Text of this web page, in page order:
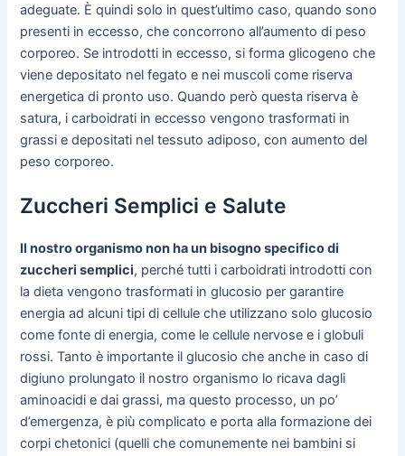
adeguate. È quindi solo in quest’ultimo caso, quando sono
presenti in eccesso, che concorrono all’aumento di peso
corporeo. Se introdotti in eccesso, si forma glicogeno che
viene depositato nel fegato e nei muscoli come riserva
energetica di pronto uso. Quando però questa riserva è
satura, i carboidrati in eccesso vengono trasformati in
grassi e depositati nel tessuto adiposo, con aumento del
peso corporeo.
Zuccheri Semplici e Salute
Il nostro organismo non ha un bisogno specifico di
zuccheri semplici, perché tutti i carboidrati introdotti con
la dieta vengono trasformati in glucosio per garantire
energia ad alcuni tipi di cellule che utilizzano solo glucosio
come fonte di energia, come le cellule nervose e i globuli
rossi. Tanto è importante il glucosio che anche in caso di
digiuno prolungato il nostro organismo lo ricava dagli
aminoacidi e dai grassi, ma questo processo, un po’
d’emergenza, è più complicato e porta alla formazione dei
corpi chetonici (quelli che comunemente nei bambini si